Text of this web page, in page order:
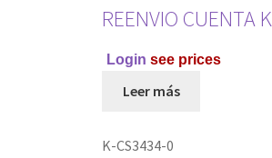
K-CS3434-0
REENVIO CUENTA
Login see prices
Leer más